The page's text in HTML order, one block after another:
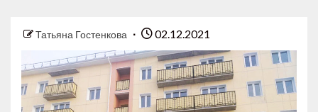
Татьяна Гостенкова 02.12.2021